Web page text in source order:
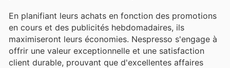
En planifiant leurs achats en fonction des promotions
en cours et des publicités hebdomadaires, ils
maximiseront leurs économies. Nespresso s'engage à
offrir une valeur exceptionnelle et une satisfaction
client durable, prouvant que d'excellentes affaires